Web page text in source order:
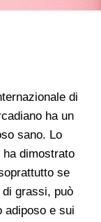
di
ha un
sano. Lo
ha dimostrato
se
grassi, può
adiposo e sui